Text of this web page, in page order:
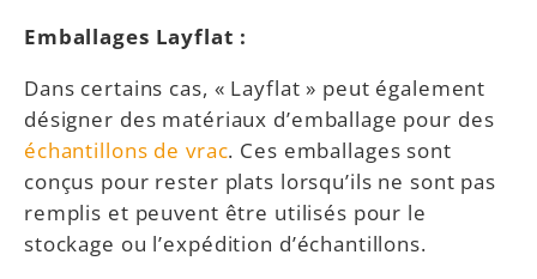
Emballages Layflat :
Dans certains cas, « Layflat » peut également
désigner des matériaux d’emballage pour des
échantillons de vrac. Ces emballages sont
conçus pour rester plats lorsqu’ils ne sont pas
remplis et peuvent être utilisés pour le
stockage ou l’expédition d’échantillons.